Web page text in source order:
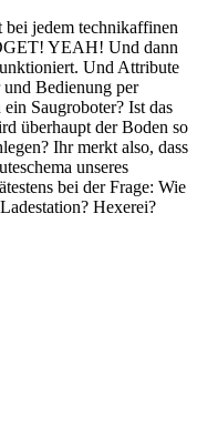
jedem technikaffinen
YEAH! Und dann
Und Attribute
Bedienung per
Saugroboter? Ist das
überhaupt der Boden so
Ihr merkt also, dass
unseres
bei der Frage: Wie
Hexerei?